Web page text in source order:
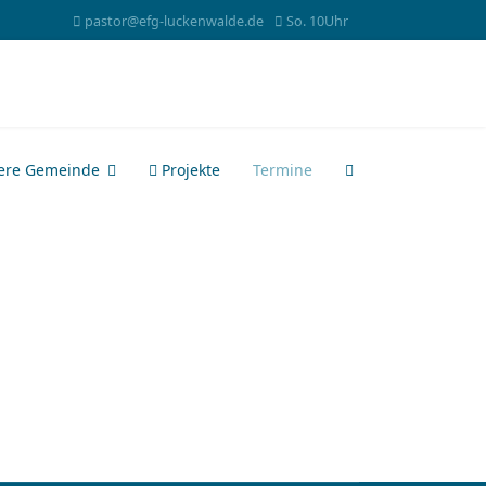
pastor@efg-luckenwalde.de So. 10Uhr
Gemeinde Projekte Termine